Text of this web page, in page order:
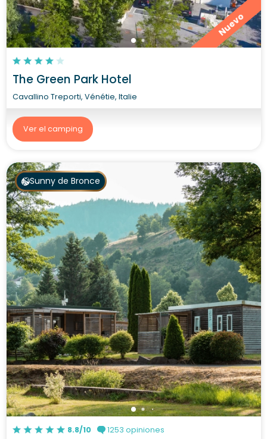
Nuevo
The Green Park Hotel
Cavallino Treporti, Vénétie, Italie
Ver el camping
Sunny de Bronce
8.8/10 1253 opiniones